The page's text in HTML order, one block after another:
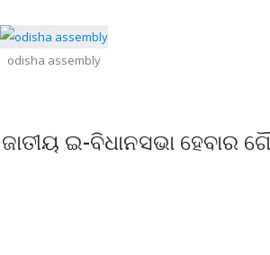
odisha assembly
ଇ-ବିଧାନସଭା ହେବାର